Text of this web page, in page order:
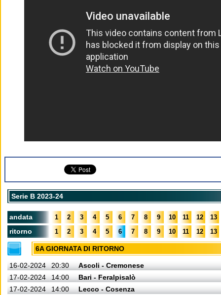
Serie B 2023-24
andata 1 2 3 4 5 6 7 8 9 10 11 12 13
ritorno 1 2 3 4 5 6 7 8 9 10 11 12 13
6A GIORNATA DI RITORNO
16-02-2024 20:30
Ascoli - Cremonese
17-02-2024
14:00
Bari - Feralpisalò
17-02-2024
14:00
Lecco - Cosenza